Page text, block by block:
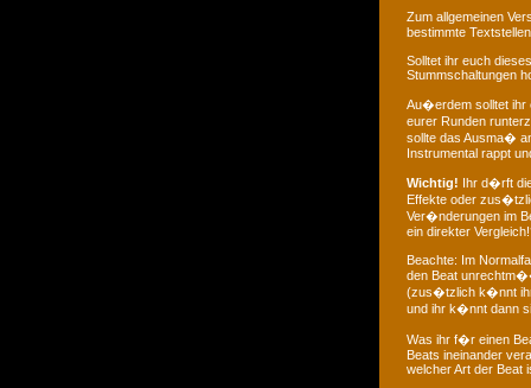
Zum allgemeinen
bestimmte
Solltet ihr euch
Stummschaltungen
Au�erdem solltet ihr
eurer Runden
sollte das Ausma�
Instrumental rappt
Wichtig! Ihr d�rft
Effekte oder
Ver�nderungen im
ein direkter
Beachte: Im
den Beat
(zus�tzlich k�nnt ihr
und ihr k�nnt dann
Was ihr f�r einen
Beats ineinander
welcher Art der Beat